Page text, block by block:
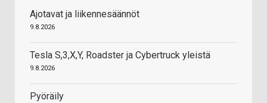
Ajotavat ja liikennesäännöt
9.8.2026
Tesla S,3,X,Y, Roadster ja Cybertruck yleistä
9.8.2026
Pyöräily